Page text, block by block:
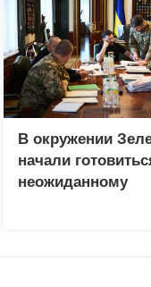
В окружении
начали
неожиданному